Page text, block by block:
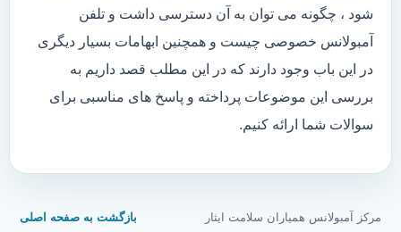
شود ، چگونه می توان به آن دسترسی داشت و تلفن
آمبولانس خصوصی چیست و همچنین ابهامات بسیار دیگری
در این باب وجود دارند که در این مطلب قصد داریم به
بررسی این موضوعات پرداخته و پاسخ های مناسبی برای
سوالات شما ارائه کنیم.
مرکز آمبولانس همیاران سلامت ایثار بازگشت به صفحه اصلی